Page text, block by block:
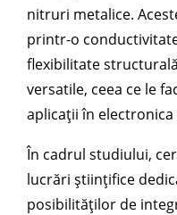
nitruri metalice.
printr-o
flexibilitate
versatile, ceea ce le
aplicații în electronica
În cadrul studiului,
lucrări științifice
posibilităților de